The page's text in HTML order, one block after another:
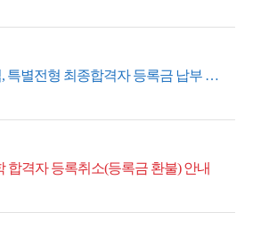
2026학년도 수시모집, 특별전형 최종합격자 등록금 납부 안내
합격자 등록취소(등록금 환불) 안내